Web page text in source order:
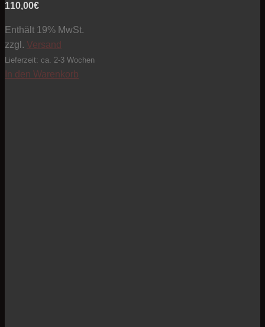
110,00€
Enthält 19% MwSt.
zzgl. Versand
Lieferzeit: ca. 2-3 Wochen
In den Warenkorb